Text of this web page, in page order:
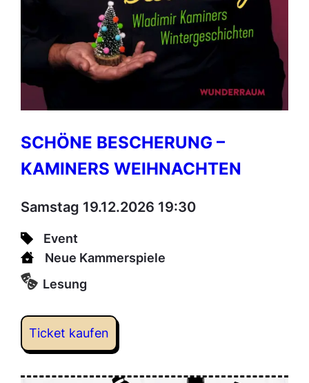
SCHÖNE BESCHERUNG –
KAMINERS WEIHNACHTEN
Samstag 19.12.2026 19:30
Event
Neue Kammerspiele
Lesung
Ticket kaufen